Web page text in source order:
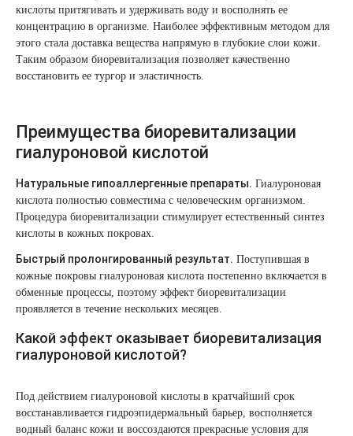
кислоты притягивать и удерживать воду и восполнять ее
концентрацию в организме. Наиболее эффективным методом для
этого стала доставка вещества напрямую в глубокие слои кожи.
Таким образом биоревитализация позволяет качественно
восстановить ее тургор и эластичность.
Преимущества биоревитализации
гиалуроновой кислотой
Натуральные гипоаллергенные препараты. Гиалуроновая
кислота полностью совместима с человеческим организмом.
Процедура биоревитализации стимулирует естественный синтез
кислоты в кожных покровах.
Быстрый пролонгированный результат. Поступившая в
кожные покровы гиалуроновая кислота постепенно включается в
обменные процессы, поэтому эффект биоревитализации
проявляется в течение нескольких месяцев.
Какой эффект оказывает биоревитализация
гиалуроновой кислотой?
Под действием гиалуроновой кислоты в кратчайший срок
восстанавливается гидроэпидермальный барьер, восполняется
водный баланс кожи и воссоздаются прекрасные условия для
Лазерное удаление рубцов
Удаление рубцов
Лазерное лечение постакне
Омоложение QOOLGLOW
QOOL- омоложение
Карбоновый пилинг
Лазерное лечение ринофимы
Лазерное лечение розацеа
Лазерная подтяжка кожи живота
Избавиться от пигментных пятен на лице
Остановить выпадение волос
Сделать педикюр
Купить сертификат
Купить абонемент